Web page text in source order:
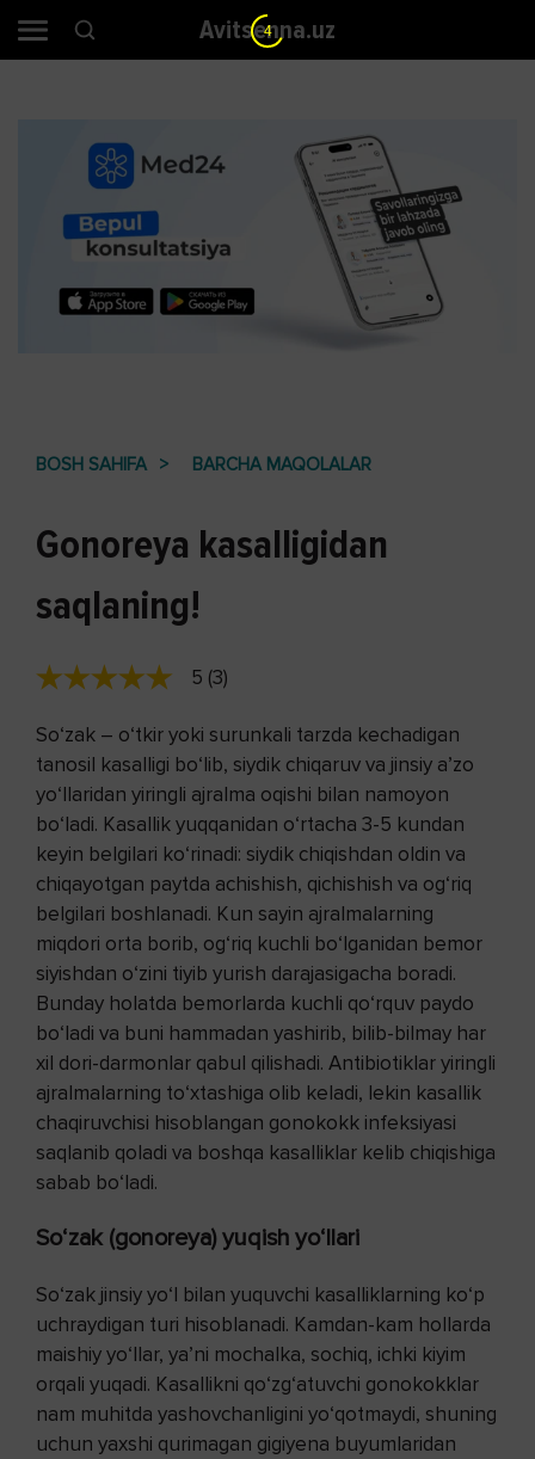
Avitsenna.uz
BOSH SAHIFA BARCHA MAQOLALAR
Gonoreya kasalligidan
saqlaning!
5 (3)
So‘zak – o‘tkir yoki surunkali tarzda kechadigan
tanosil kasalligi bo‘lib, siydik chiqaruv va jinsiy a’zo
yo‘llaridan yiringli ajralma oqishi bilan namoyon
bo‘ladi. Kasallik yuqqanidan o‘rtacha 3-5 kundan
keyin belgilari ko‘rinadi: siydik chiqishdan oldin va
chiqayotgan paytda achishish, qichishish va og‘riq
belgilari boshlanadi. Kun sayin ajralmalarning
miqdori orta borib, og‘riq kuchli bo‘lganidan bemor
siyishdan o‘zini tiyib yurish darajasigacha boradi.
Bunday holatda bemorlarda kuchli qo‘rquv paydo
bo‘ladi va buni hammadan yashirib, bilib-bilmay har
xil dori-darmonlar qabul qilishadi. Antibiotiklar yiringli
ajralmalarning to‘xtashiga olib keladi, lekin kasallik
chaqiruvchisi hisoblangan gonokokk infeksiyasi
saqlanib qoladi va boshqa kasalliklar kelib chiqishiga
sabab bo‘ladi.
So‘zak (gonoreya) yuqish yo‘llari
So‘zak jinsiy yo‘l bilan yuquvchi kasalliklarning ko‘p
uchraydigan turi hisoblanadi. Kamdan-kam hollarda
maishiy yo‘llar, ya’ni mochalka, sochiq, ichki kiyim
orqali yuqadi. Kasallikni qo‘zg‘atuvchi gonokokklar
nam muhitda yashovchanligini yo‘qotmaydi, shuning
uchun yaxshi qurimagan gigiyena buyumlaridan
3